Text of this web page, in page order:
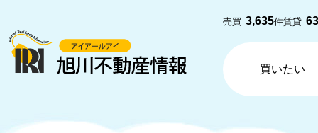
売買 3,635件賃貸
買いたい